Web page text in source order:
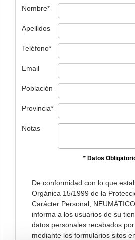
Nombre*
Apellidos
Teléfono*
Email
Población
Provincia*
Notas
* Datos
De conformidad con lo que
Orgánica 15/1999 de la
Carácter Personal,
informa a los usuarios de su
datos personales recabados
mediante los formularios sitos